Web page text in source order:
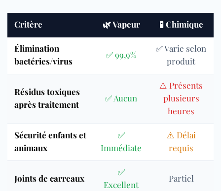
Critère 🌿 Vapeur 🧪 Chimique
Élimination
bactéries/virus
✅ 99,9%
✅ Varie selon
produit
Résidus toxiques
après traitement
✅ Aucun
⚠️ Présents
plusieurs
heures
Sécurité enfants et
animaux
✅
Immédiate
⚠️ Délai
requis
Joints de carreaux
✅
Excellent
Partiel